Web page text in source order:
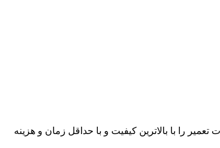
را با بالاترین کیفیت و با حداقل زمان و هزینه